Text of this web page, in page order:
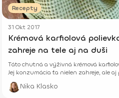
Recepty
31 Okt 2017
Krémová karfiolová
zahreje na tele aj na duši
Táto chutná a výživná krémová
Jej konzumácia ťa nielen zahreje, ale
Nika Klasko